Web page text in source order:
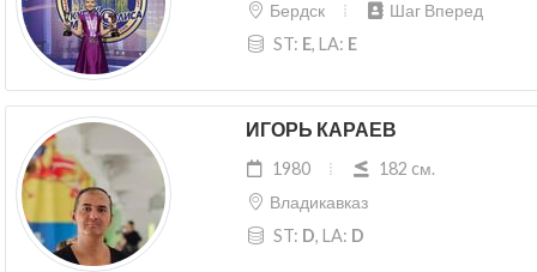
Бердск
Шаг Вперед
ST: E, LA: E
ИГОРЬ КАРАЕВ
1980
182 cм.
Владикавказ
ST: D, LA: D